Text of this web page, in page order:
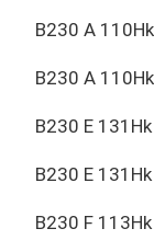
B230 A
B230 A
B230 E
B230 E
B230 F